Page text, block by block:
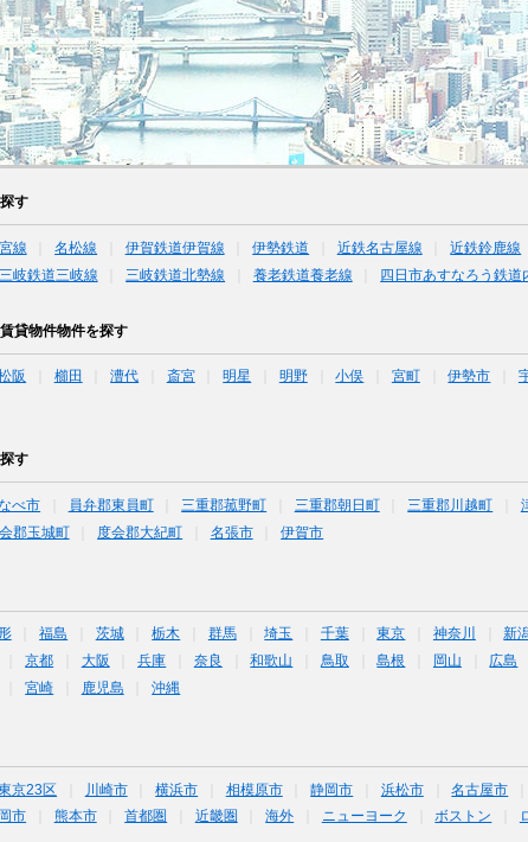
す
線 名松線 伊賀鉄道伊賀線 伊勢鉄道 近鉄名古屋線 近鉄鈴鹿線
三岐鉄道三岐線 三岐鉄道北勢線 養老鉄道養老線 四日市あすなろう鉄道
貸物件物件を探す
阪 櫛田 漕代 斎宮 明星 明野 小俣 宮町 伊勢市
す
べ市 員弁郡東員町 三重郡菰野町 三重郡朝日町 三重郡川越町
郡玉城町 度会郡大紀町 名張市 伊賀市
福島 茨城 栃木 群馬 埼玉 千葉 東京 神奈川 新
京都 大阪 兵庫 奈良 和歌山 鳥取 島根 岡山 広島
宮崎 鹿児島 沖縄
京23区 川崎市 横浜市 相模原市 静岡市 浜松市 名古屋市
市 熊本市 首都圏 近畿圏 海外 ニューヨーク ボストン